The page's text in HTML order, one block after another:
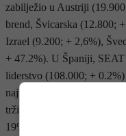
zabilježio u Austriji
brend, Švicarska (12.800;
Izrael (9.200; + 2,6%),
+ 47.2%). U Španiji,
liderstvo (108.000; +
najprodavanije vozilo. U
tržište kompanije, rast je
19%, na 37.800 jedinica,